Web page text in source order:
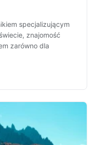
specjalizującym
znajomość
zarówno dla